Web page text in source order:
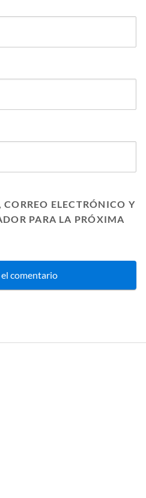
ELECTRÓNICO Y
PARA LA PRÓXIMA